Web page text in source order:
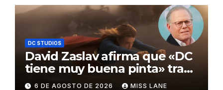
DC STUDIOS
David Zaslav afirma que «DC
tiene muy buena pinta» tras
el fracaso de «Supergirl»
6 DE AGOSTO DE 2026 MISS LANE